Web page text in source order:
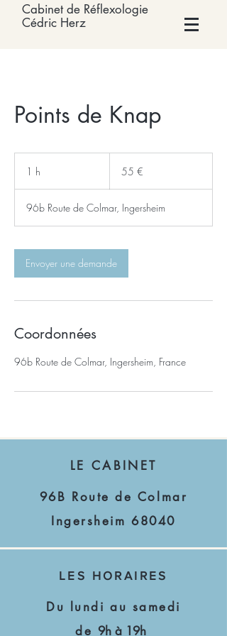
Cabinet de Réflexologie
Cédric Herz
Points de Knap
1 h 55 €
96b Route de Colmar, Ingersheim
Envoyer une demande
Coordonnées
96b Route de Colmar, Ingersheim, France
LE CABINET
96B Route de Colmar
Ingersheim 68040
LES HORAIRES
Du lundi au samedi
de9h à 19h